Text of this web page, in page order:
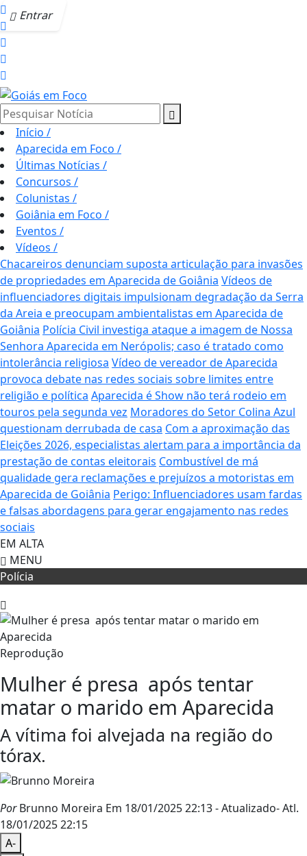
Entrar
Pesquisar Notícia
Início /
Aparecida em Foco /
Últimas Notícias /
Concursos /
Colunistas /
Goiânia em Foco /
Eventos /
Vídeos /
Chacareiros denunciam suposta articulação para invasões
de propriedades em Aparecida de Goiânia Vídeos de
influenciadores digitais impulsionam degradação da Serra
da Areia e preocupam ambientalistas em Aparecida de
Goiânia Polícia Civil investiga ataque a imagem de Nossa
Senhora Aparecida em Nerópolis; caso é tratado como
intolerância religiosa Vídeo de vereador de Aparecida
provoca debate nas redes sociais sobre limites entre
religião e política Aparecida é Show não terá rodeio em
touros pela segunda vez Moradores do Setor Colina Azul
questionam derrubada de casa Com a aproximação das
Eleições 2026, especialistas alertam para a importância da
prestação de contas eleitorais Combustível de má
qualidade gera reclamações e prejuízos a motoristas em
Aparecida de Goiânia Perigo: Influenciadores usam fardas
e falsas abordagens para gerar engajamento nas redes
sociais
EM ALTA
MENU
Polícia
Reprodução
Mulher é presa após tentar
matar o marido em Aparecida
A vítima foi alvejada na região do
tórax.
PorBrunno Moreira Em 18/01/2025 22:13- Atualizado- Atl.
18/01/2025 22:15
A-